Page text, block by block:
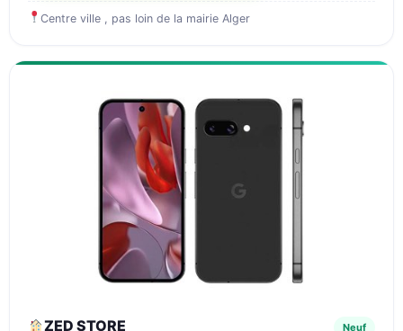
Centre ville , pas loin de la mairie Alger
ZED STORE Neuf